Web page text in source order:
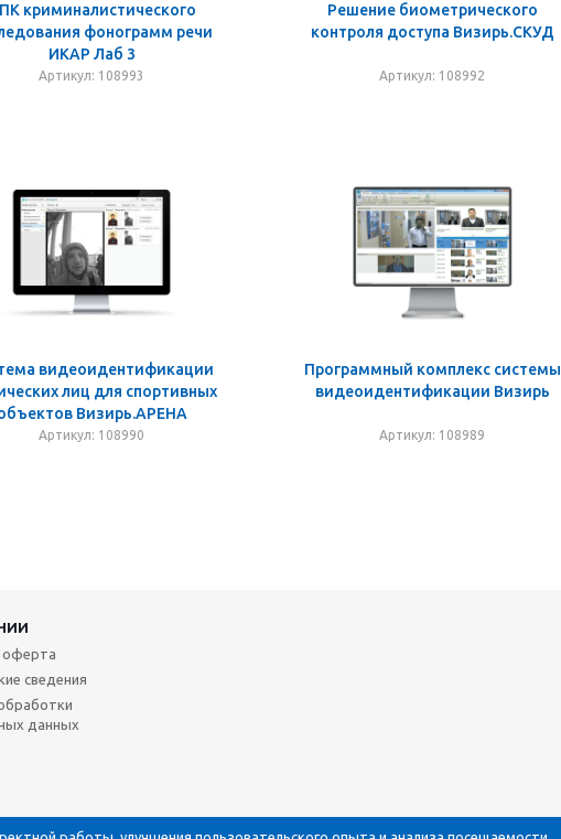
криминалистического
фонограмм речи
ИКАР Лаб 3
Артикул: 108993
Решение биометрического
контроля доступа Визирь.СКУД
Артикул: 108992
видеоидентификации
лиц для спортивных
Визирь.АРЕНА
Артикул: 108990
Программный комплекс системы
видеоидентификации Визирь
Артикул: 108989
оферта
сведения
данных